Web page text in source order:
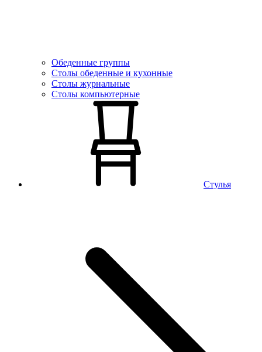
Обеденные группы
Столы обеденные и кухонные
Столы журнальные
Столы компьютерные
Стулья